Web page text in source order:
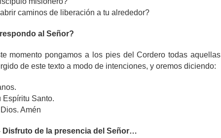
caminos de liberación a tu alrededor?
al Señor?
momento pongamos a los pies del Cordero todas aquellas
de este texto a modo de intenciones, y oremos diciendo:
Espíritu Santo.
Amén
Disfruto de la presencia del Señor…